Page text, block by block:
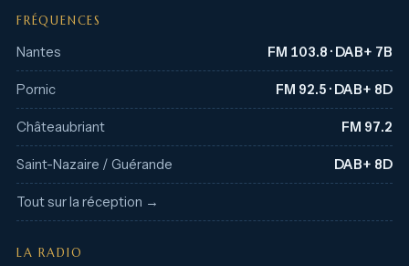
FRÉQUENCES
Nantes FM 103.8 · DAB+ 7B
Pornic FM 92.5 · DAB+ 8D
Châteaubriant FM 97.2
Saint-Nazaire / Guérande DAB+ 8D
Tout sur la réception →
LA RADIO